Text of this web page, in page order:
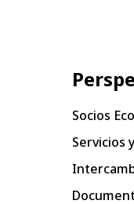
Socios Eco
Servicios